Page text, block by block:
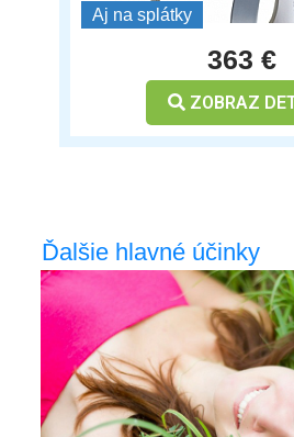
Aj na splátky
363 €
ZOBRAZ
Ďalšie hlavné účinky